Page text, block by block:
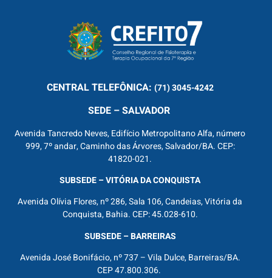
CENTRALTELEFÔNICA: (71) 3045-4242
SEDE – SALVADOR
Avenida Tancredo Neves, Edifício Metropolitano Alfa, número
999, 7º andar, Caminho das Árvores, Salvador/BA. CEP:
41820-021.
SUBSEDE – VITÓRIA DA CONQUISTA
Avenida Olívia Flores, nº 286, Sala 106, Candeias, Vitória da
Conquista, Bahia. CEP: 45.028-610.
SUBSEDE – BARREIRAS
Avenida José Bonifácio, nº 737 – Vila Dulce, Barreiras/BA.
CEP 47.800.306.